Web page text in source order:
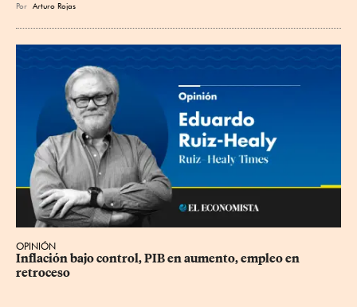
Por Arturo Rojas
OPINIÓN
Inflación bajo control, PIB en aumento, empleo en
retroceso